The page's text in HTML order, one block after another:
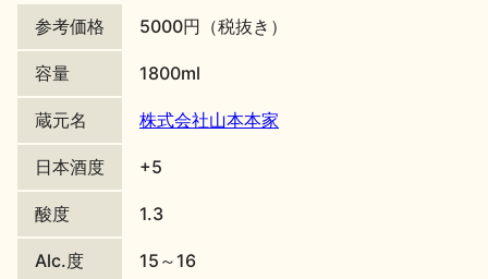
日本酒の楽しみ方特集
地酒・イベント情報
参考価格 5000円（税抜き）
容量 1800ml
蔵元名 株式会社山本本家
日本酒度 +5
酸度 1.3
Alc.度 15～16